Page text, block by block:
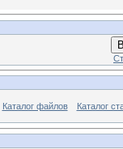
Каталог файлов Каталог